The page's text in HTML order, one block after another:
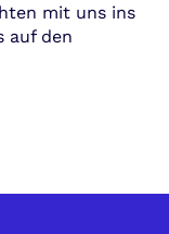
mit uns ins
auf den